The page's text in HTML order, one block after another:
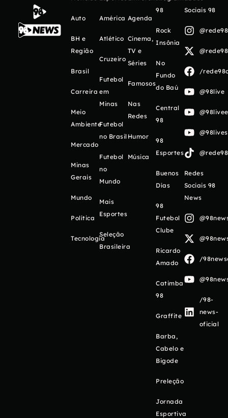
Auto
BH e
Região
Brasil
Carreira
Meio
Ambiente
Mercado
Minas
Gerais
Mundo
Política
Tecnologia
América
Atlético
Cruzeiro
Futebol
em
Minas
Futebol
no Brasil
Futebol
no
Mundo
Mais
Esportes
Seleção
Brasileira
Agenda
Cinema,
TV e
Séries
Famosos
Nas
Redes
Humor
Música
98
Rock
Insônia
No
Fundo
do Baú
Central
98
98
Esportes
Buenos
Días
98
Futebol
Clube
Ricardo
Amado
Catimba
98
Graffite
Barba,
Cabelo e
Bigode
Preleção
Jornada
Esportiva
Sociais 98
/
@98live
Redes
Sociais 98
News
/
/98-
news-
oficial